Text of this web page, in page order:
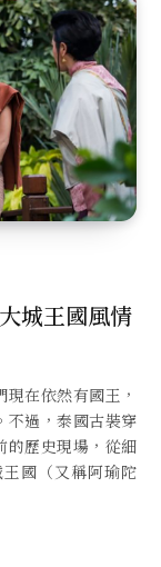
城王國風情
在依然有國王，
不過，泰國古裝穿
的歷史現場，從細
國（又稱阿瑜陀